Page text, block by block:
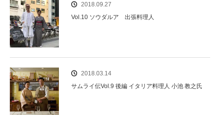
2018.09.27
Vol.10 ソウダルア 出張料理人
2018.03.14
サムライ伝Vol.9 後編 イタリア料理人 小池 教之氏